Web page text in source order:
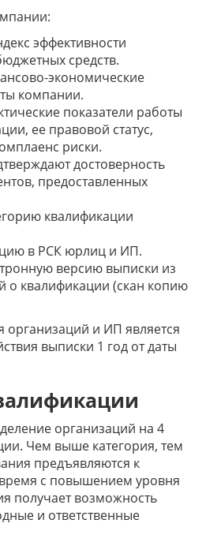
эффективности
средств.
экономические
компании.
показатели работы
ее правовой статус,
риски.
достоверность
предоставленных
квалификации
в РСК юрлиц и ИП.
версию выписки из
о квалификации (скан копию
организаций и ИП является
выписки 1 год от даты
организаций на 4
Чем выше категория, тем
предъявляются к
с повышением уровня
получает возможность
и ответственные